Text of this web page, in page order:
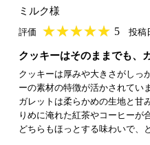
ミルク様
評価 ★★★★★
★★★★★ 5 投稿
クッキーはそのままでも、
クッキーは厚みや大きさがしっ
ーの素材の特徴が活かされてい
ガレットは柔らかめの生地と甘
りめに淹れた紅茶やコーヒーが
どちらもほっとする味わいで、